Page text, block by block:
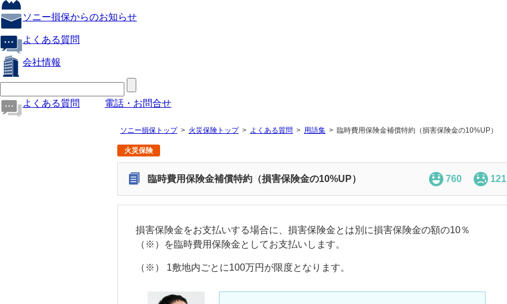
ソニー損保からのお知らせ
よくある質問
会社情報
よくある質問 電話・お問合せ
ソニー損保トップ 火災保険トップ よくある質問 用語集 臨時費用保険金補償特約（損害保険金の10%UP）
火災保険
臨時費用保険金補償特約（損害保険金の10%UP） 760 121
損害保険金をお支払いする場合に、損害保険金とは別に損害保険金の額の10％
（※）を臨時費用保険金としてお支払いします。
（※） 1敷地内ごとに100万円が限度となります。